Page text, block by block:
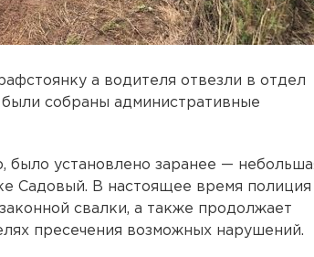
а водителя отвезли в отдел
собраны административные
было установлено заранее —
Садовый. В настоящее время полиция
свалки, а также продолжает
пресечения возможных нарушений.